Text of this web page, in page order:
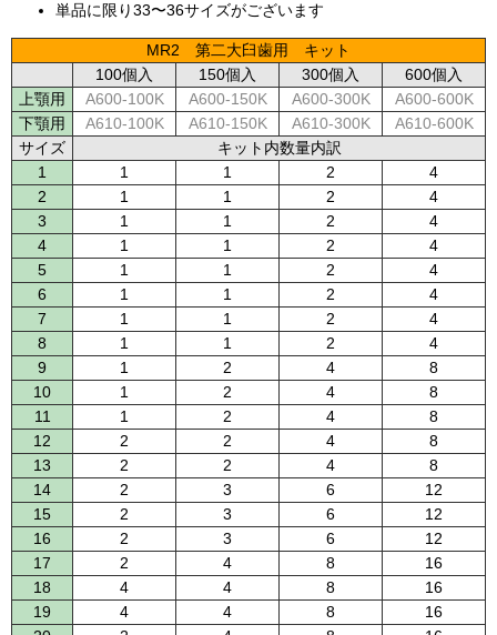
単品に限り33〜36サイズがございます
MR2 第二大臼歯用 キット
100個入
150個入 300個入
600個入
上顎用
A600-100K A600-150K A600-300K
A600-600K
下顎用
A610-100K A610-150K A610-300K
A610-600K
サイズ
キット内数量内訳
1
1 1 2
4
2
1 1 2
4
3
1 1 2
4
4
1 1 2
4
5
1 1 2
4
6
1 1 2
4
7
1 1 2
4
8
1 1 2
4
9
1 2 4
8
10
1 2 4
8
11
1 2 4
8
12
2 2 4
8
13
2 2 4
8
14
2 3 6
12
15
2 3 6
12
16
2 3 6
12
17
2 4 8
16
18
4 4 8
16
19
4 4 8
16